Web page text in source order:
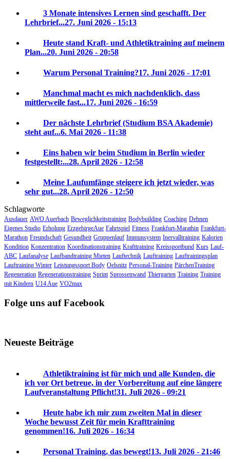
3 Monate intensives Lernen sind geschafft. Der
Lehrbrief...27. Juni 2026 - 15:13
Heute stand Kraft- und Athletiktraining auf meinem
Plan...20. Juni 2026 - 20:58
Warum Personal Training?17. Juni 2026 - 17:01
Manchmal macht es mich nachdenklich, dass
mittlerweile fast...17. Juni 2026 - 16:59
Der nächste Lehrbrief (Studium BSA Akademie)
steht auf...6. Mai 2026 - 11:38
Eins haben wir beim Studium in Berlin wieder
festgestellt:...28. April 2026 - 12:58
Meine Laufumfänge steigere ich jetzt wieder, was
sehr gut...28. April 2026 - 12:50
Schlagworte
Ausdauer AWO Auerbach Beweglichkeitstraining Bodybuilding Coaching Dehnen
Eigenes Studio Erholung ErzgebirgeAue Fahrtspiel Fitness Frankfurt-Marathin Frankfurt-
Marathon Freundschaft Gesundheit Gruppenlauf Immunsystem Inervalltraining Kalorien
Kondition Konzentration Koordinationstraining Krafttraining Kreissportbund Kurs Lauf-
ABC Laufanalyse Laufbandtraining Mieten Lauftechnik Lauftraining Lauftrainingsplan
Lauftraining Winter Leistungssport Body Oelsnitz Personal-Training PärchenTraining
Regeneration Regenerationstraining Sprint Sprossenwand Thiergarten Training Training
mit Kindern U14 Aue VO2max
Folge uns auf Facebook
Neueste Beiträge
Athletiktraining ist für mich und alle Kunden, die
ich vor Ort betreue, in der Vorbereitung auf eine längere
Laufveranstaltung Pflicht!31. Juli 2026 - 09:21
Heute habe ich mir zum zweiten Mal in dieser
Woche bewusst Zeit für mein Krafttraining
genommen!16. Juli 2026 - 16:34
Personal Training, das bewegt!13. Juli 2026 - 21:46